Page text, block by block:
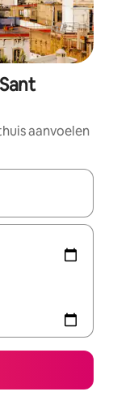
aanvoelen
je een keuze